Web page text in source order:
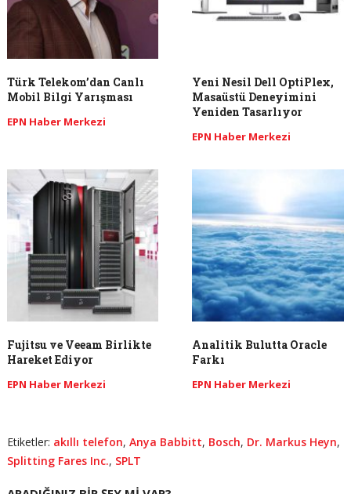
Türk Telekom’dan Canlı
Mobil Bilgi Yarışması
EPN Haber Merkezi
Yeni Nesil Dell OptiPlex,
Masaüstü Deneyimini
Yeniden Tasarlıyor
EPN Haber Merkezi
Fujitsu ve Veeam Birlikte
Hareket Ediyor
EPN Haber Merkezi
Analitik Bulutta Oracle
Farkı
EPN Haber Merkezi
Etiketler: akıllı telefon, Anya Babbitt, Bosch, Dr. Markus Heyn,
Splitting Fares Inc., SPLT